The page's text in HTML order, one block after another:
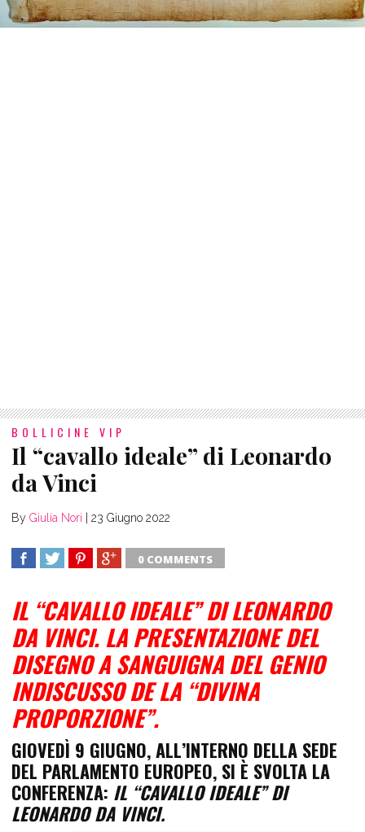
BOLLICINE VIP
Il “cavallo ideale” di Leonardo
da Vinci
By Giulia Nori 23 Giugno 2022
0 COMMENTS
IL “CAVALLO IDEALE” DI LEONARDO
DA VINCI.LA PRESENTAZIONE DEL
DISEGNO A SANGUIGNA DEL GENIO
INDISCUSSO DE LA “DIVINA
PROPORZIONE”.
GIOVEDÌ 9 GIUGNO, ALL’INTERNO DELLA SEDE
DEL PARLAMENTO EUROPEO, SI È SVOLTA LA
CONFERENZA: IL “CAVALLO IDEALE” DI
LEONARDO DA VINCI.